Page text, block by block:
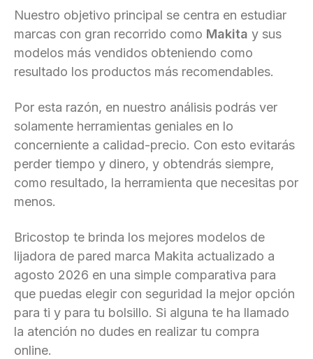
Nuestro objetivo principal se centra en estudiar
marcas con gran recorrido como Makita y sus
modelos más vendidos obteniendo como
resultado los productos más recomendables.
Por esta razón, en nuestro análisis podrás ver
solamente herramientas geniales en lo
concerniente a calidad-precio. Con esto evitarás
perder tiempo y dinero, y obtendrás siempre,
como resultado, la herramienta que necesitas por
menos.
Bricostop te brinda los mejores modelos de
lijadora de pared marca Makita actualizado a
agosto 2026 en una simple comparativa para
que puedas elegir con seguridad la mejor opción
para ti y para tu bolsillo. Si alguna te ha llamado
la atención no dudes en realizar tu compra
online.